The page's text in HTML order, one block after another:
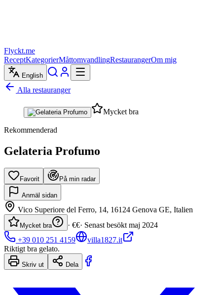
Flyckt.me
ReceptKategorierMåttomvandlingRestaurangerOm mig
English
Alla restauranger
Mycket bra
Rekommenderad
Gelateria Profumo
Favorit På min radar
Anmäl sidan
Vico Superiore del Ferro, 14, 16124 Genova GE, Italien
Mycket bra · €€· Senast besökt maj 2024
+39 010 251 4159
villa1827.it
Riktigt bra gelato.
Skriv ut Dela